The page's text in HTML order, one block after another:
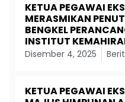
KETUA PEGAWAI
MERASMIKAN
BENGKEL
INSTITUT
Disember 4, 2025
KETUA PEGAWAI